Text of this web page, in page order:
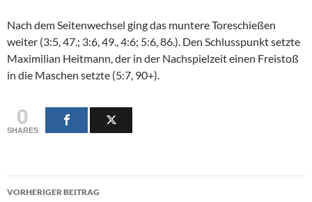
Nach dem Seitenwechsel ging das muntere Toreschießen
weiter (3:5, 47.; 3:6, 49., 4:6; 5:6, 86.). Den Schlusspunkt setzte
Maximilian Heitmann, der in der Nachspielzeit einen Freistoß
in die Maschen setzte (5:7, 90+).
0
SHARES
Beitragsnavigation
VORHERIGER BEITRAG